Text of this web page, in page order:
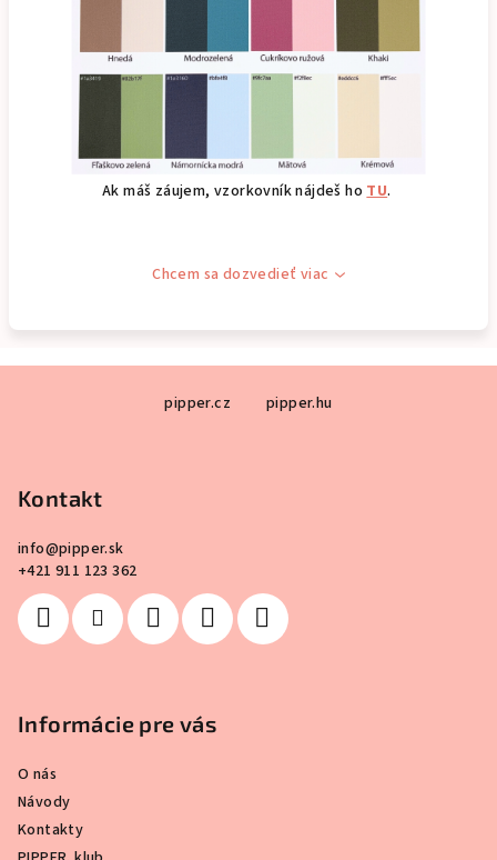
Ak máš záujem, vzorkovník nájdeš hoTU.
Chcem sa dozvedieť viac
pipper.cz pipper.hu
Kontakt
info@pipper.sk
+421 911 123 362
Informácie pre vás
O nás
Návody
Kontakty